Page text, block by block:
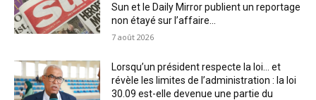
Sun et le Daily Mirror publient un reportage
non étayé sur l’affaire...
7 août 2026
Lorsqu’un président respecte la loi… et
révèle les limites de l’administration : la loi
30.09 est-elle devenue une partie du